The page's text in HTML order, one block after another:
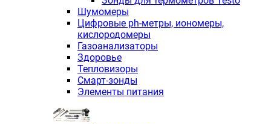
Шумомеры
Цифровые ph-метры, иономеры,
кислородомеры
Газоанализаторы
Здоровье
Тепловизоры
Смарт-зонды
Элементы питания